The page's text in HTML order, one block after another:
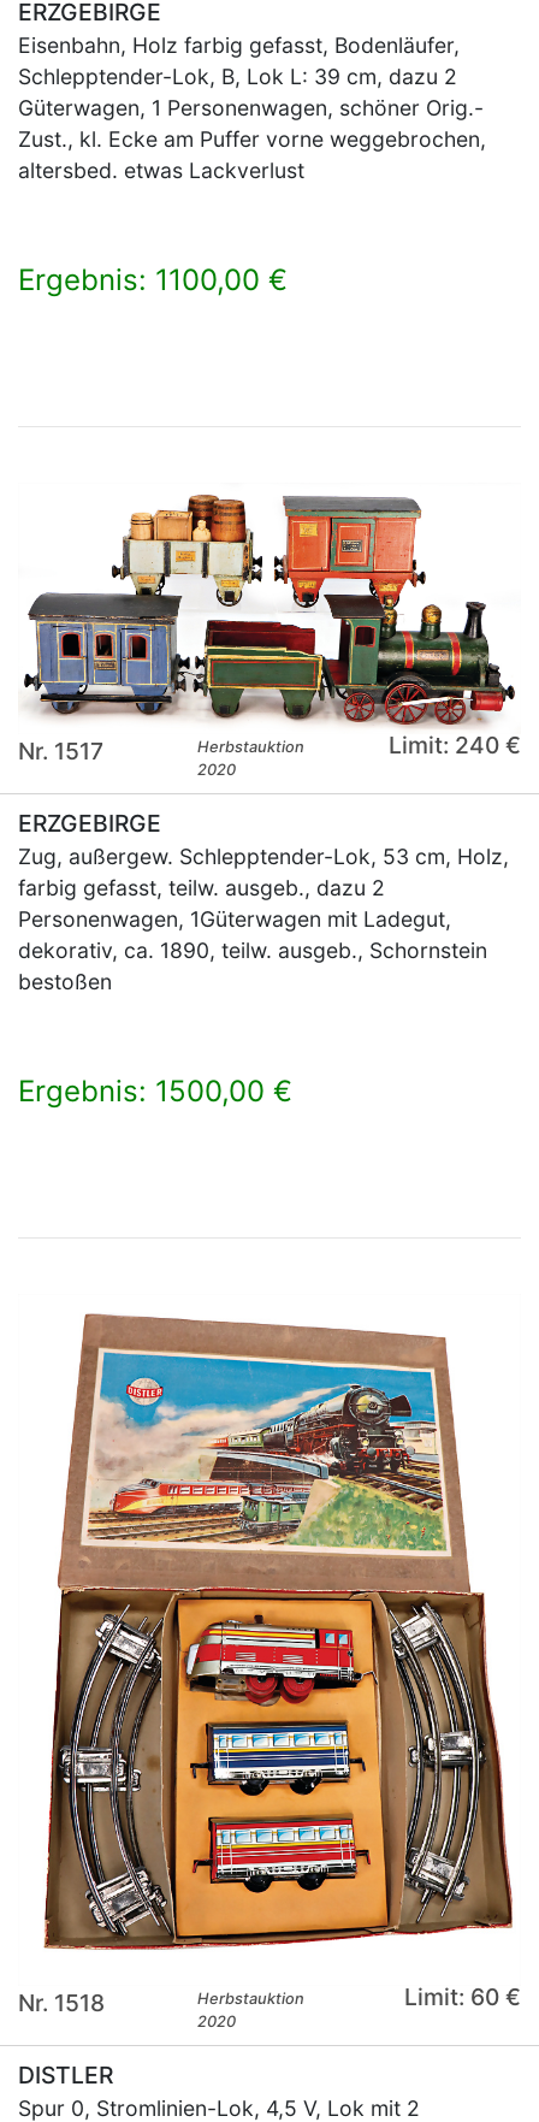
ERZGEBIRGE
Eisenbahn, Holz farbig gefasst, Bodenläufer,
Schlepptender-Lok, B, Lok L: 39 cm, dazu 2
Güterwagen, 1 Personenwagen, schöner Orig.-
Zust., kl. Ecke am Puffer vorne weggebrochen,
altersbed. etwas Lackverlust
Ergebnis: 1100,00 €
Nr. 1517
Herbstauktion
2020
Limit: 240 €
ERZGEBIRGE
Zug, außergew. Schlepptender-Lok, 53 cm, Holz,
farbig gefasst, teilw. ausgeb., dazu 2
Personenwagen, 1Güterwagen mit Ladegut,
dekorativ, ca. 1890, teilw. ausgeb., Schornstein
bestoßen
Ergebnis: 1500,00 €
Nr. 1518
Herbstauktion
2020
Limit: 60 €
DISTLER
Spur 0, Stromlinien-Lok, 4,5 V, Lok mit 2